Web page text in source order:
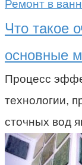
Ремонт в
Что такое
основные
Процесс
технологии,
сточных вод